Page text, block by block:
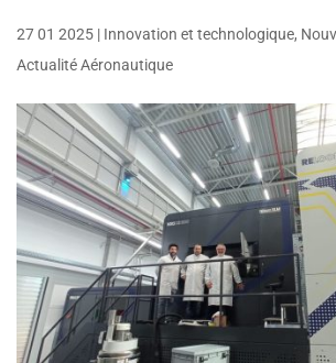
27 01 2025 | Innovation et technologique,
Actualité Aéronautique